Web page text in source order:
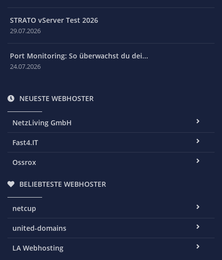
STRATO vServer Test 2026
29.07.2026
Port Monitoring: So überwachst du dei...
24.07.2026
NEUESTE WEBHOSTER
NetzLiving GmbH
Fast4.IT
Ossrox
BELIEBTESTE WEBHOSTER
netcup
united-domains
LA Webhosting